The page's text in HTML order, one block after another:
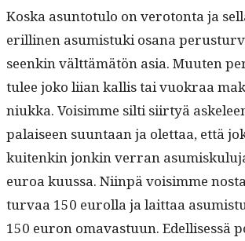
Kos­ka asun­to­tu­lo on vero­ton­ta ja
erilli­nen asum­is­tu­ki osana
seenkin vält­tämätön asia. Muuten
tulee joko liian kallis tai vuokraa
niuk­ka. Voisimme silti siir­tyä
palaiseen suun­taan ja olet­taa, että
kuitenkin jonkin ver­ran
euroa kuus­sa. Niin­pä voisimme
tur­vaa 150 eurol­la ja lait­taa
150 euron omavas­tu­un. Edel­lisessä